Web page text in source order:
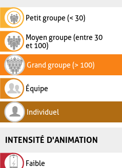
Petit groupe (< 30)
Moyen groupe (entre 30
et 100)
Grand groupe (> 100)
Équipe
Individuel
INTENSITÉ D'ANIMATION
Faible